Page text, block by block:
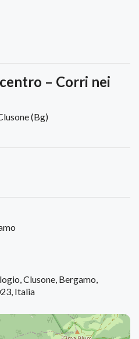
– Corri nei
(Bg)
Clusone, Bergamo,
Italia